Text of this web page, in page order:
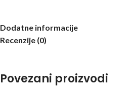
Dodatne informacije
Recenzije (0)
Povezani proizvodi